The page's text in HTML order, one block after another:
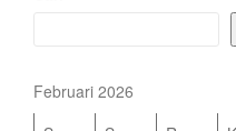
Februari 2026